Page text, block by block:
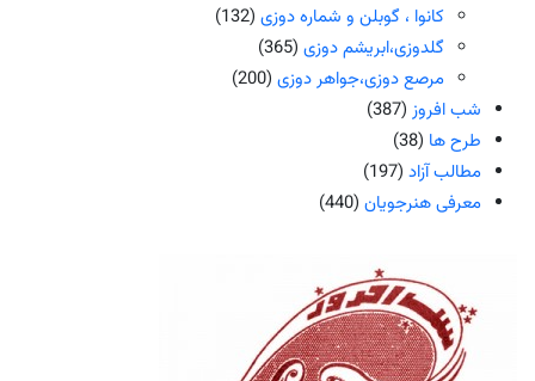
کانوا ، گوبلن و شماره دوزی (132)
گلدوزی،ابریشم دوزی (365)
مرصع دوزی،جواهر دوزی (200)
شب افروز (387)
طرح ها (38)
مطالب آزاد (197)
معرفی هنرجویان (440)